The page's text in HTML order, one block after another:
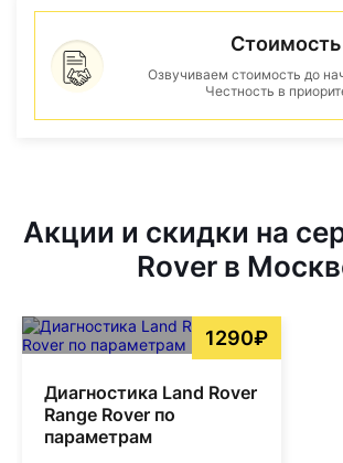
Стоимость
Озвучиваем стоимость до
Честность в
Акции и скидки на
Rover в
1290₽
Диагностика Land Rover
Range Rover по
параметрам